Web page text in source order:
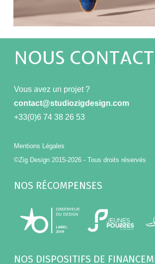
NOUS
Vous avez un projet ?
contact@studiozigdesign.com
+33(0)6 74 38 26 53
Mentions Légales
©Zig Design 2015-2026 - Tous droits réservés
NOS RÉCOMPENSES
NOS DISPOSITIFS DE